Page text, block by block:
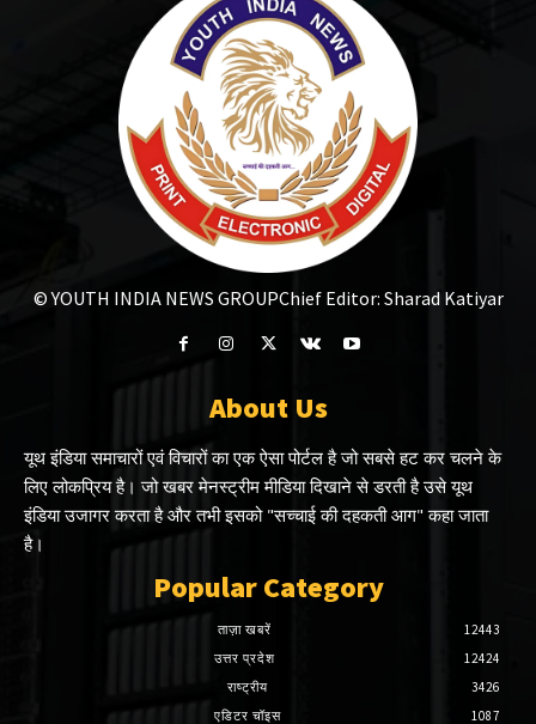
© YOUTH INDIA NEWS GROUPChief Editor: Sharad Katiyar
About Us
यूथ इंडिया समाचारों एवं विचारों का एक ऐसा पोर्टल है जो सबसे हट कर चलने के
लिए लोकप्रिय है। जो खबर मेनस्ट्रीम मीडिया दिखाने से डरती है उसे यूथ
इंडिया उजागर करता है और तभी इसको "सच्चाई की दहकती आग" कहा जाता
है।
Popular Category
ताज़ा खबरें
12443
उत्तर प्रदेश
12424
राष्ट्रीय
3426
एडिटर चॉइस
1087